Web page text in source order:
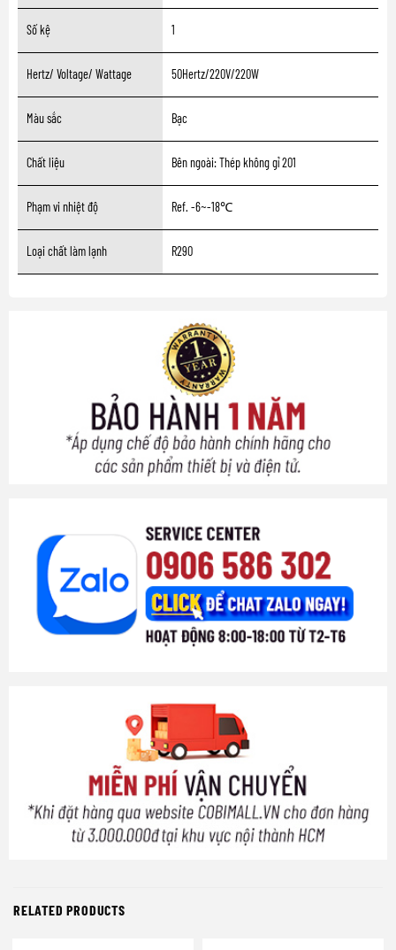
Số kệ 1
Hertz/ Voltage/ Wattage 50Hertz/220V/220W
Màu sắc Bạc
Chất liệu Bên ngoài: Thép không gỉ 201
Phạm vi nhiệt độ Ref. -6~-18℃
Loại chất làm lạnh R290
RELATED PRODUCTS